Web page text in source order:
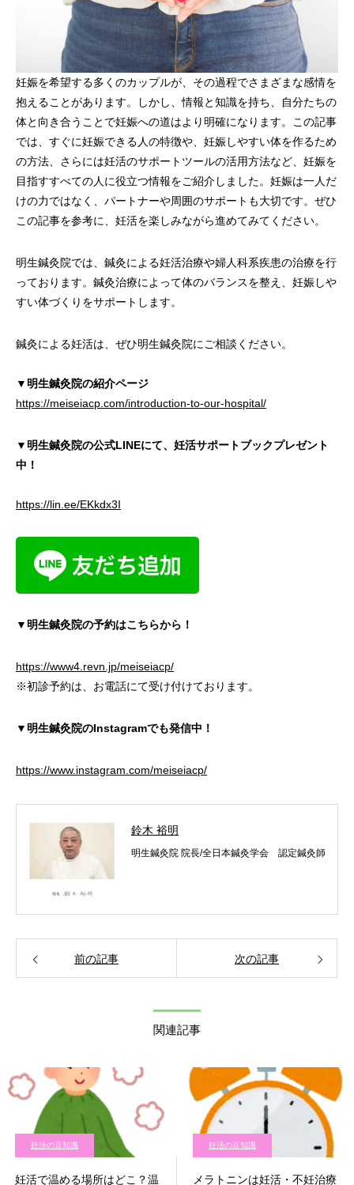
妊娠を希望する多くのカップルが、その過程でさまざまな感情を
抱えることがあります。しかし、情報と知識を持ち、自分たちの
体と向き合うことで妊娠への道はより明確になります。この記事
では、すぐに妊娠できる人の特徴や、妊娠しやすい体を作るため
の方法、さらには妊活のサポートツールの活用方法など、妊娠を
目指すすべての人に役立つ情報をご紹介しました。妊娠は一人だ
けの力ではなく、パートナーや周囲のサポートも大切です。ぜひ
この記事を参考に、妊活を楽しみながら進めてみてください。
明生鍼灸院では、鍼灸による妊活治療や婦人科系疾患の治療を行
っております。鍼灸治療によって体のバランスを整え、妊娠しや
すい体づくりをサポートします。
鍼灸による妊活は、ぜひ明生鍼灸院にご相談ください。
▼明生鍼灸院の紹介ページ
https://meiseiacp.com/introduction-to-our-hospital/
▼明生鍼灸院の公式LINEにて、妊活サポートブックプレゼント
中！
https://lin.ee/EKkdx3I
▼明生鍼灸院の予約はこちらから！
https://www4.revn.jp/meiseiacp/
※初診予約は、お電話にて受け付けております。
▼明生鍼灸院のInstagramでも発信中！
https://www.instagram.com/meiseiacp/
鈴木 裕明
明生鍼灸院 院長/全日本鍼灸学会 認定鍼灸師
前の記事 次の記事
関連記事
妊活の豆知識
妊活で温める場所はどこ？温
妊活の豆知識
メラトニンは妊活・不妊治療